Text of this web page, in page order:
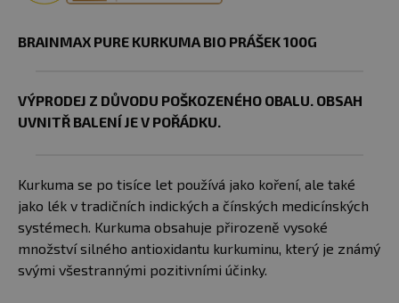
BRAINMAX PURE KURKUMA BIO PRÁŠEK 100G
VÝPRODEJ Z DŮVODU POŠKOZENÉHO OBALU. OBSAH
UVNITŘ BALENÍ JE V POŘÁDKU.
Kurkuma se po tisíce let používá jako koření, ale také
jako lék v tradičních indických a čínských medicínských
systémech. Kurkuma obsahuje přirozeně vysoké
množství silného antioxidantu kurkuminu, který je známý
svými všestrannými pozitivními účinky.